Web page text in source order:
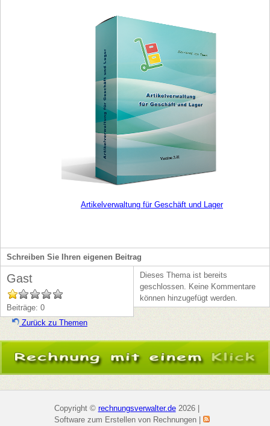
Artikelverwaltung für Geschäft und Lager
Schreiben Sie Ihren eigenen Beitrag
Gast
Beiträge: 0
Dieses Thema ist bereits
geschlossen. Keine Kommentare
können hinzugefügt werden.
Zurück zu Themen
Copyright © rechnungsverwalter.de 2026 |
Software zum Erstellen von Rechnungen |